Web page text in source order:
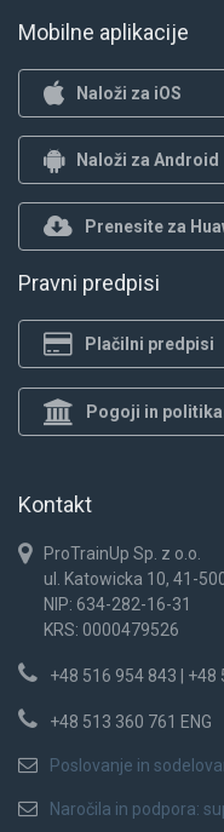
Mobilne aplikacije
Naloži za iOS
Naloži za Android
Prenesite za
Pravni predpisi
Plačilni predpisi
Kontakt
ProTrainUp Sp. z o.o.
ul. Katowicka 10, 41-
NIP: 634-282-16-31
KRS: 0000479526
+48 516 954 843 | +48
+48 513 360 761 ENG
Poslovanje in
Naročila in podpora: